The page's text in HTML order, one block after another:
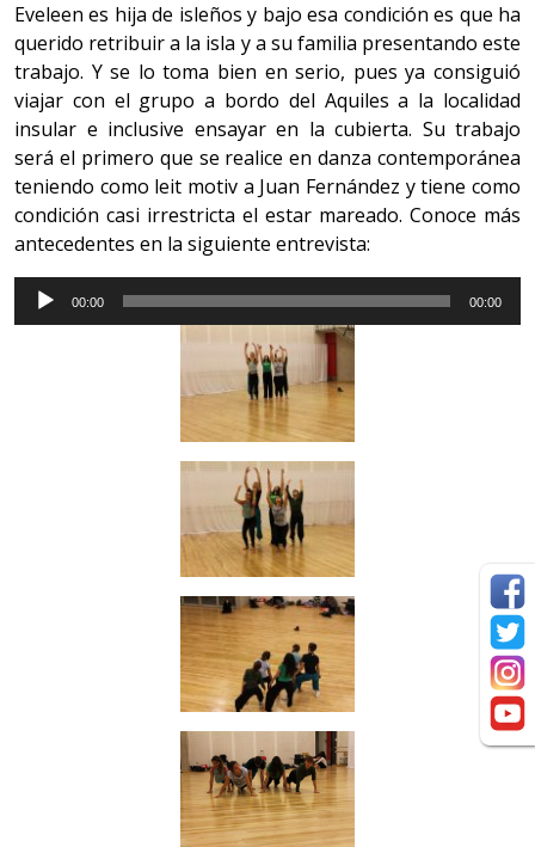
Eveleen es hija de isleños y bajo esa condición es que ha
querido retribuir a la isla y a su familia presentando este
trabajo. Y se lo toma bien en serio, pues ya consiguió
viajar con el grupo a bordo del Aquiles a la localidad
insular e inclusive ensayar en la cubierta. Su trabajo
será el primero que se realice en danza contemporánea
teniendo como leit motiv a Juan Fernández y tiene como
condición casi irrestricta el estar mareado. Conoce más
antecedentes en la siguiente entrevista:
Reproductor
de
00:00 00:00